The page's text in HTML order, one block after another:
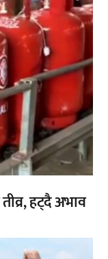
हट्दै अभाव